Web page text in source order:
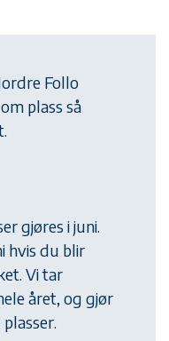
Follo
plass så
gjøres i juni.
hvis du blir
Vi tar
året, og gjør